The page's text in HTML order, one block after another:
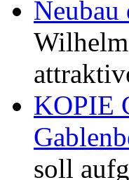
KOPIE
soll